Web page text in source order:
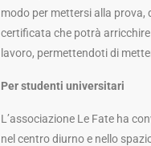
modo per mettersi alla prova,
certificata che potrà
lavoro, permettendoti di
Per studenti universitari
L’associazione Le Fate ha
nel centro diurno e nello